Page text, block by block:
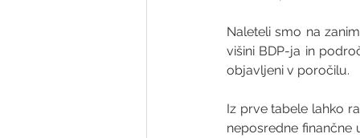
Naleteli smo na
višini BDP-ja in
objavljeni v poročilu.
Iz prve tabele lahko
neposredne finančne